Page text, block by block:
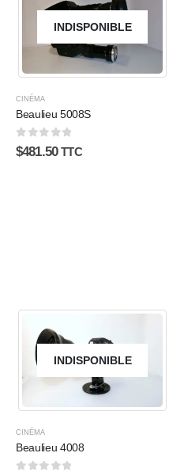
INDISPONIBLE
CINÉMA
Beaulieu 5008S
0sur 5
$481.50 TTC
INDISPONIBLE
CINÉMA
Beaulieu 4008